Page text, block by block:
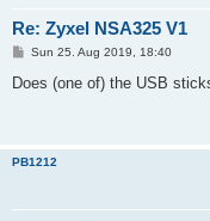
Re: Zyxel NSA325 V1
P
s
Sun 25. Aug 2019, 18:40
Does (one of) the USB
PB1212